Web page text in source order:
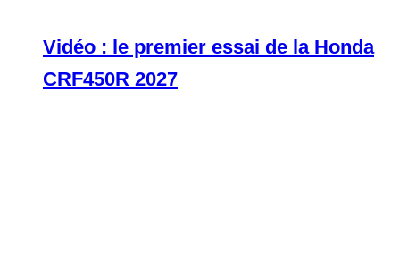
Vidéo : le premier essai de la Honda
CRF450R 2027